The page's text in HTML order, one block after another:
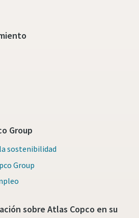
Group
sostenibilidad
Group
sobre Atlas Copco en su